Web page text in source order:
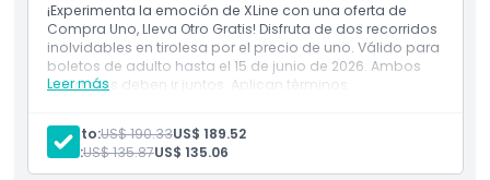
Política para Niños y Adultos
Exclusiones
Horario de Apertura
¡Experimenta la emoción de XLine con una oferta de
Compra Uno, Lleva Otro Gratis! Disfruta de dos recorridos
inolvidables en tirolesa por el precio de uno. Válido para
boletos de adulto hasta el 15 de junio de 2026. Ambos
pasajeros deben ir juntos. Aplican términos.
Leer más
Compre uno, obtenga uno gratis experiencia de
tirolesa XLine en entradas para adultos
Incluye sesión informativa de seguridad y todo el
Adulto:US$ 190.33US$ 189.52
Niño:US$ 135.87US$ 135.06